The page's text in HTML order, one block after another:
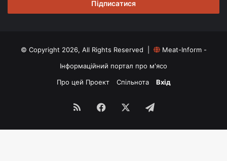
© Copyright 2026, All Rights Reserved |
Meat-Inform -
Інформаційний портал про м'ясо
Про цей Проект
Спільнота Вхід
RSS Facebook